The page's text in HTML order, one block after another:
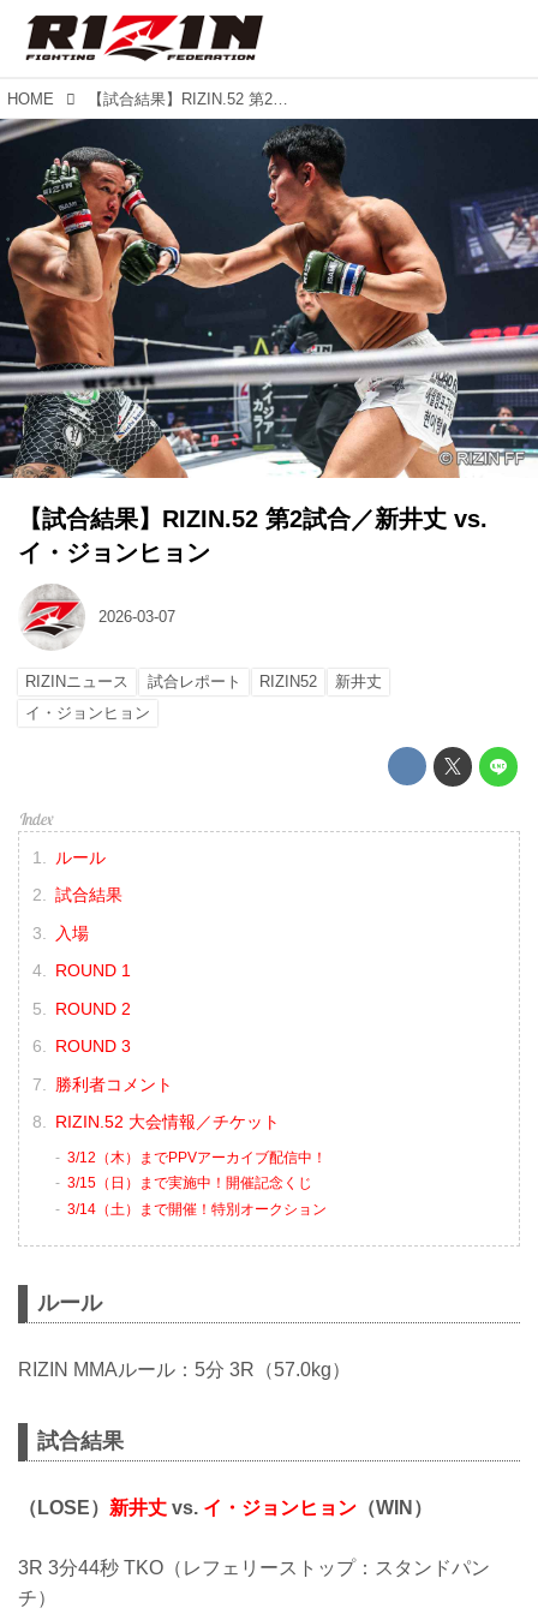
HOME 【試合結果】RIZIN.52 第2試合／新井丈 vs. イ・ジョンヒョン
【試合結果】RIZIN.52 第2試合／新井丈 vs.
イ・ジョンヒョン
2026-03-07
RIZINニュース 試合レポート RIZIN52
新井丈
イ・ジョンヒョン
ルール
試合結果
入場
ROUND 1
ROUND 2
ROUND 3
勝利者コメント
RIZIN.52 大会情報／チケット
3/12（木）までPPVアーカイブ配信中！
3/15（日）まで実施中！開催記念くじ
3/14（土）まで開催！特別オークション
ルール
RIZIN MMAルール：5分 3R（57.0kg）
試合結果
（LOSE） 新井丈 vs. イ・ジョンヒョン （WIN）
3R 3分44秒 TKO（レフェリーストップ：スタンドパン
チ）